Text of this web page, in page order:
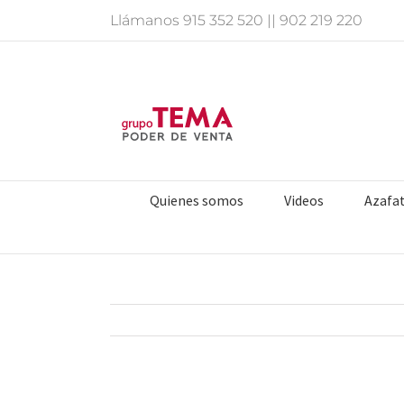
Llámanos 915 352 520 || 902 219 220
Quienes somos Videos